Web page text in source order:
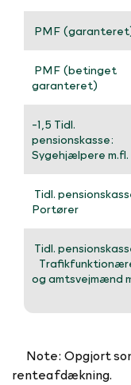
PMF
PMF (betinget
garanteret)
-1,5 Tidl.
pensionskasse:
Sygehjælpere m.fl.
Tidl.
Portører
Tidl.
og amtsvejmænd
Note: Opgjort
renteafdækning.